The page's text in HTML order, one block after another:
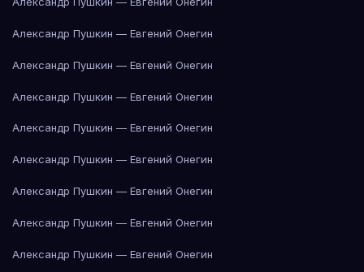
Александр Пушкин — Евгений Онегин
Александр Пушкин — Евгений Онегин
Александр Пушкин — Евгений Онегин
Александр Пушкин — Евгений Онегин
Александр Пушкин — Евгений Онегин
Александр Пушкин — Евгений Онегин
Александр Пушкин — Евгений Онегин
Александр Пушкин — Евгений Онегин